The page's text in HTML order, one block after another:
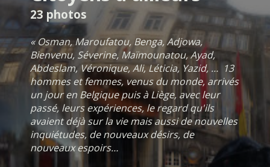
23 photos
« Osman, Maroufatou, Benga, Adjowa,
Bienvenu, Séverine, Maïmounatou, Ayad,
Abdeslam, Véronique, Ali, Léticia, Yazid, … 13
hommes et femmes, venus du monde, arrivés
un jour en Belgique puis à Liège, avec leur
passé, leurs expériences, le regard qu'ils
avaient déjà sur la vie mais aussi de nouvelles
inquiétudes, de nouveaux désirs, de
nouveaux espoirs…